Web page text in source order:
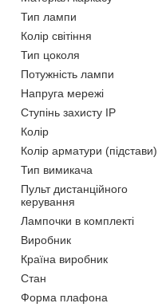
Тип лампи
Колір світіння
Тип цоколя
Потужність лампи
Напруга мережі
Ступінь захисту IP
Колір
Колір арматури (підстави)
Тип вимикача
Пульт дистанційного
керування
Лампочки в комплекті
Виробник
Країна виробник
Стан
Форма плафона